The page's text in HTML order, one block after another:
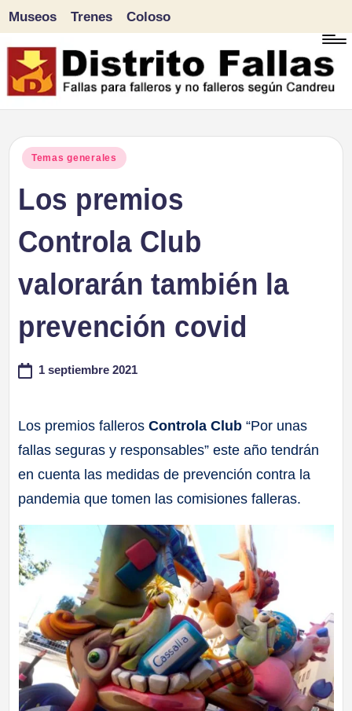
Saltar
al
Museos Trenes Coloso
Publicado
Temas generales
Los premios
Controla Club
valorarán también la
prevención covid
1 septiembre 2021
Los premios fallerosControla Club“Por unas
fallas seguras y responsables” este año tendrán
en cuenta las medidas de prevención contra la
pandemia que tomen las comisiones falleras.